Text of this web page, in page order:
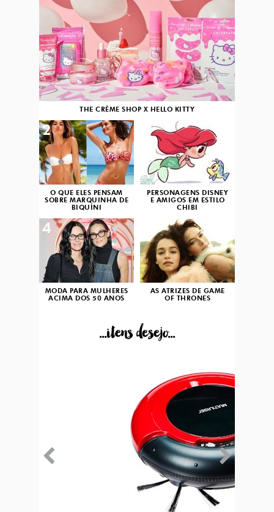
THE CRÈME SHOP X HELLO KITTY
O QUE ELES PENSAM
SOBRE MARQUINHA DE
BIQUÍNI
2
PERSONAGENS DISNEY
E AMIGOS EM ESTILO
CHIBI
3
MODA PARA MULHERES
ACIMA DOS 50 ANOS
4
AS ATRIZES DE GAME
OF THRONES
...itens desejo...